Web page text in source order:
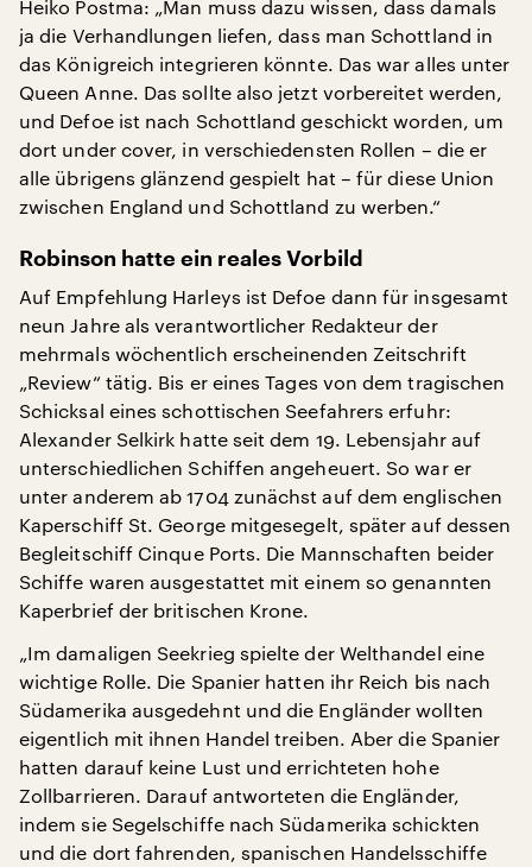
Heiko Postma: „Man muss dazu wissen, dass damals
ja die Verhandlungen liefen, dass man Schottland in
das Königreich integrieren könnte. Das war alles unter
Queen Anne. Das sollte also jetzt vorbereitet werden,
und Defoe ist nach Schottland geschickt worden, um
dort under cover, in verschiedensten Rollen – die er
alle übrigens glänzend gespielt hat – für diese Union
zwischen England und Schottland zu werben.“
Robinson hatte ein reales Vorbild
Auf Empfehlung Harleys ist Defoe dann für insgesamt
neun Jahre als verantwortlicher Redakteur der
mehrmals wöchentlich erscheinenden Zeitschrift
„Review“ tätig. Bis er eines Tages von dem tragischen
Schicksal eines schottischen Seefahrers erfuhr:
Alexander Selkirk hatte seit dem 19. Lebensjahr auf
unterschiedlichen Schiffen angeheuert. So war er
unter anderem ab 1704 zunächst auf dem englischen
Kaperschiff St. George mitgesegelt, später auf dessen
Begleitschiff Cinque Ports. Die Mannschaften beider
Schiffe waren ausgestattet mit einem so genannten
Kaperbrief der britischen Krone.
„Im damaligen Seekrieg spielte der Welthandel eine
wichtige Rolle. Die Spanier hatten ihr Reich bis nach
Südamerika ausgedehnt und die Engländer wollten
eigentlich mit ihnen Handel treiben. Aber die Spanier
hatten darauf keine Lust und errichteten hohe
Zollbarrieren. Darauf antworteten die Engländer,
indem sie Segelschiffe nach Südamerika schickten
und die dort fahrenden, spanischen Handelsschiffe